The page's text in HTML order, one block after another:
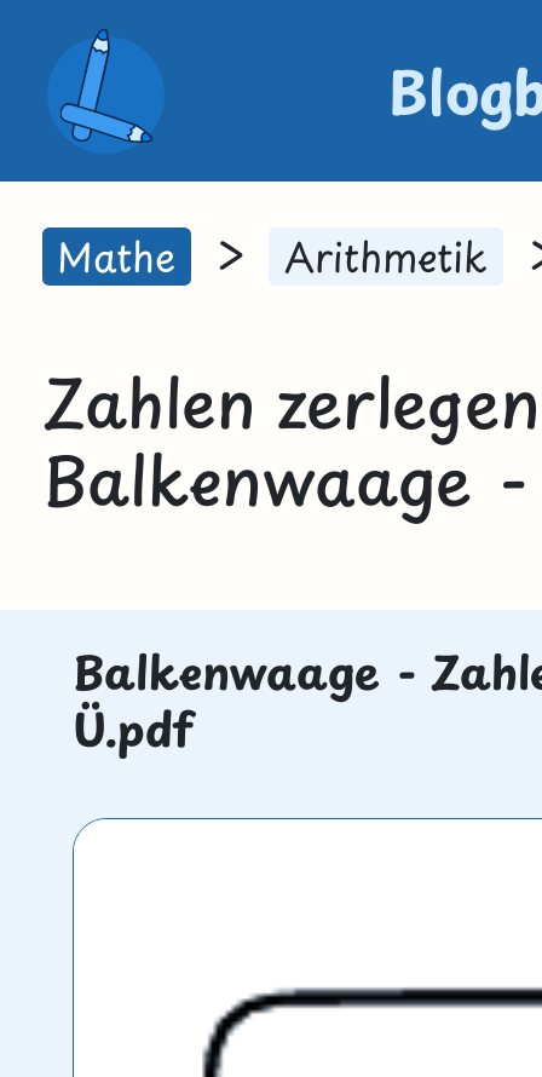
Mathe > Arithmetik
Zahlen
Balkenwaage
Balkenwaage -
Ü.pdf